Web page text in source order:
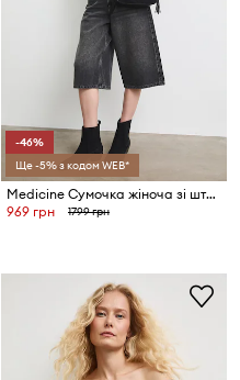
-46%
Ще -5% з кодом WEB*
Medicine Сумочка жіноча зі штучної шкіри
969 грн
1799 грн